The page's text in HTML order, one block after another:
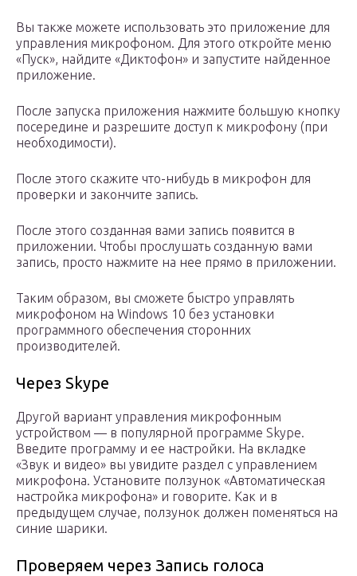
Вы также можете использовать это приложение для
управления микрофоном. Для этого откройте меню
«Пуск», найдите «Диктофон» и запустите найденное
приложение.
После запуска приложения нажмите большую кнопку
посередине и разрешите доступ к микрофону (при
необходимости).
После этого скажите что-нибудь в микрофон для
проверки и закончите запись.
После этого созданная вами запись появится в
приложении. Чтобы прослушать созданную вами
запись, просто нажмите на нее прямо в приложении.
Таким образом, вы сможете быстро управлять
микрофоном на Windows 10 без установки
программного обеспечения сторонних
производителей.
Через Skype
Другой вариант управления микрофонным
устройством — в популярной программе Skype.
Введите программу и ее настройки. На вкладке
«Звук и видео» вы увидите раздел с управлением
микрофона. Установите ползунок «Автоматическая
настройка микрофона» и говорите. Как и в
предыдущем случае, ползунок должен поменяться на
синие шарики.
Проверяем через Запись голоса